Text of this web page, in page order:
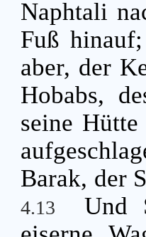
Naphtali
Fuß
aber, der
Hobabs,
seine
Barak, der
4.13
Und